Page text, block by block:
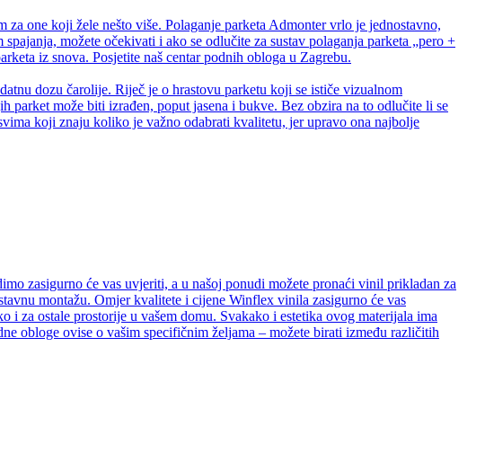
one koji žele nešto više. Polaganje parketa Admonter vrlo je jednostavno,
možete očekivati i ako se odlučite za sustav polaganja parketa „pero +
iz snova. Posjetite naš centar podnih obloga u Zagrebu.
dozu čarolije. Riječ je o hrastovu parketu koji se ističe vizualnom
parket može biti izrađen, poput jasena i bukve. Bez obzira na to odlučite li se
koji znaju koliko je važno odabrati kvalitetu, jer upravo ona najbolje
zasigurno će vas uvjeriti, a u našoj ponudi možete pronaći vinil prikladan za
montažu. Omjer kvalitete i cijene Winflex vinila zasigurno će vas
za ostale prostorije u vašem domu. Svakako i estetika ovog materijala ima
obloge ovise o vašim specifičnim željama – možete birati između različitih